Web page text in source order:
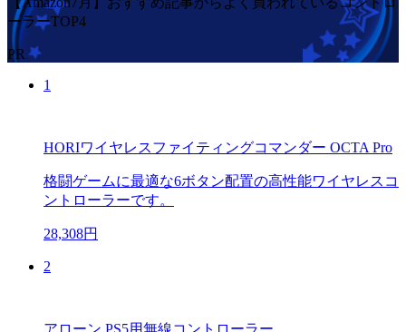
ーラーTOP4
PR
1
HORIワイヤレスファイティングコマンダー OCTA Pro
格闘ゲームに最適な6ボタン配置の高性能ワイヤレスコ
ントローラーです。
28,308円
2